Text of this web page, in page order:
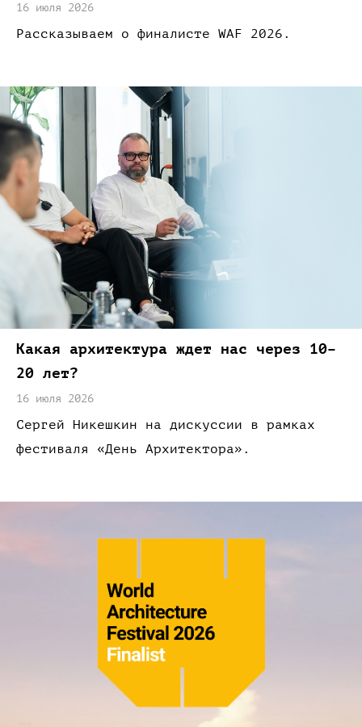
16 июля 2026
Рассказываем о финалисте WAF 2026.
Какая архитектура ждет нас через 10–
20 лет?
16 июля 2026
Сергей Никешкин на дискуссии
в рамках
фестиваля «День Архитектора» .